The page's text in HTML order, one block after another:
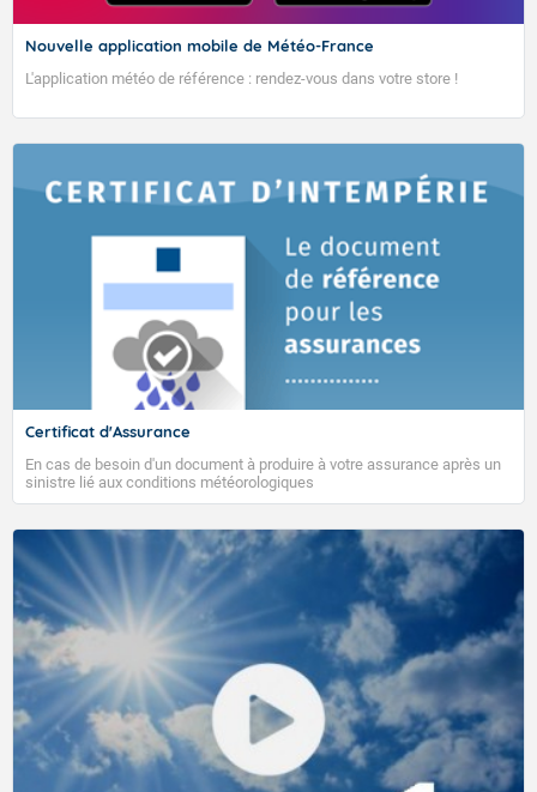
Nouvelle application mobile de Météo-France
L'application météo de référence : rendez-vous dans votre store !
Certificat d'Assurance
En cas de besoin d'un document à produire à votre assurance après un
sinistre lié aux conditions météorologiques